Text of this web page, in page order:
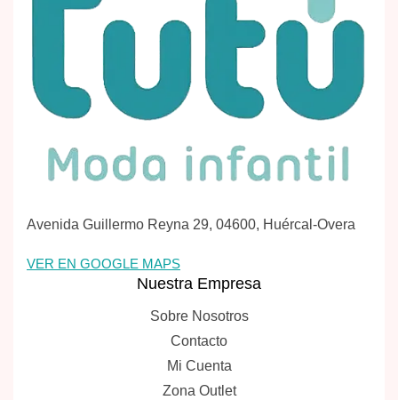
Avenida Guillermo Reyna 29, 04600, Huércal-Overa
VER EN GOOGLE MAPS
Nuestra Empresa
Sobre Nosotros
Contacto
Mi Cuenta
Zona Outlet